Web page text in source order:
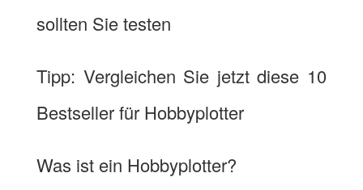
sollten Sie testen
Tipp: Vergleichen Sie jetzt diese 10
Bestseller für Hobbyplotter
Was ist ein Hobbyplotter?